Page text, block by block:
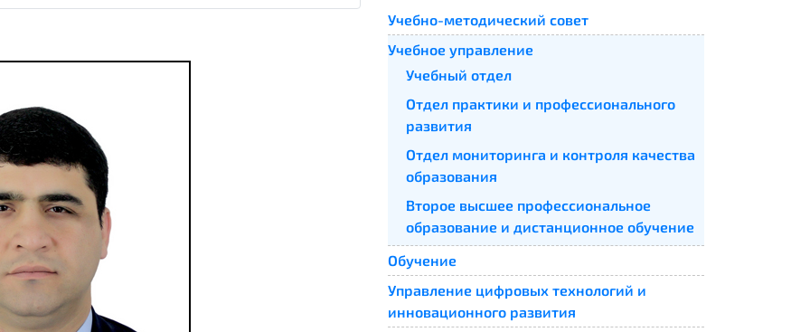
Учебно-методический совет
Учебное управление
Учебный отдел
Отдел практики и профессионального
развития
Отдел мониторинга и контроля качества
образования
Второе высшее профессиональное
образование и дистанционное обучение
Обучение
Управление цифровых технологий и
инновационного развития